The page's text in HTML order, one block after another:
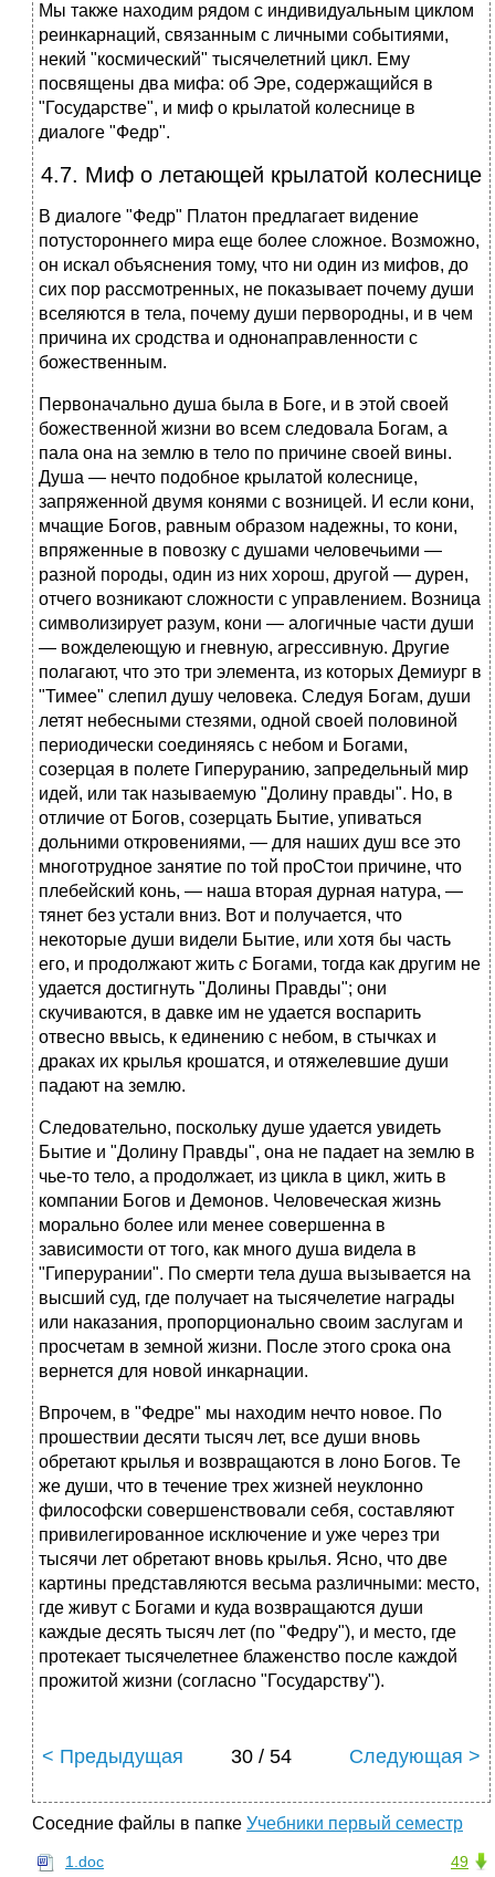
Мы также находим рядом с индивидуальным циклом
реинкарнаций, связанным с личными событиями,
некий "космический" тысячелетний цикл. Ему
посвящены два мифа: об Эре, содержащийся в
"Государстве", и миф о крылатой колеснице в
диалоге "Федр".
4.7. Миф о летающей крылатой колеснице
В диалоге "Федр" Платон предлагает видение
потустороннего мира еще более сложное. Возможно,
он искал объяснения тому, что ни один из мифов, до
сих пор рассмотренных, не показывает почему души
вселяются в тела, почему души первородны, и в чем
причина их сродства и однонаправленности с
божественным.
Первоначально душа была в Боге, и в этой своей
божественной жизни во всем следовала Богам, а
пала она на землю в тело по причине своей вины.
Душа — нечто подобное крылатой колеснице,
запряженной двумя конями с возницей. И если кони,
мчащие Богов, равным образом надежны, то кони,
впряженные в повозку с душами человечьими —
разной породы, один из них хорош, другой — дурен,
отчего возникают сложности с управлением. Возница
символизирует разум, кони — алогичные части души
— вожделеющую и гневную, агрессивную. Другие
полагают, что это три элемента, из которых Демиург в
"Тимее" слепил душу человека. Следуя Богам, души
летят небесными стезями, одной своей половиной
периодически соединяясь с небом и Богами,
созерцая в полете Гиперуранию, запредельный мир
идей, или так называемую "Долину правды". Но, в
отличие от Богов, созерцать Бытие, упиваться
дольними откровениями, — для наших душ все это
многотрудное занятие по той проСтои причине, что
плебейский конь, — наша вторая дурная натура, —
тянет без устали вниз. Вот и получается, что
некоторые души видели Бытие, или хотя бы часть
его, и продолжают жить с Богами, тогда как другим не
удается достигнуть "Долины Правды"; они
скучиваются, в давке им не удается воспарить
отвесно ввысь, к единению с небом, в стычках и
драках их крылья крошатся, и отяжелевшие души
падают на землю.
Следовательно, поскольку душе удается увидеть
Бытие и "Долину Правды", она не падает на землю в
чье-то тело, а продолжает, из цикла в цикл, жить в
компании Богов и Демонов. Человеческая жизнь
морально более или менее совершенна в
зависимости от того, как много душа видела в
"Гиперурании". По смерти тела душа вызывается на
высший суд, где получает на тысячелетие награды
или наказания, пропорционально своим заслугам и
просчетам в земной жизни. После этого срока она
вернется для новой инкарнации.
Впрочем, в "Федре" мы находим нечто новое. По
прошествии десяти тысяч лет, все души вновь
обретают крылья и возвращаются в лоно Богов. Те
же души, что в течение трех жизней неуклонно
философски совершенствовали себя, составляют
привилегированное исключение и уже через три
тысячи лет обретают вновь крылья. Ясно, что две
картины представляются весьма различными: место,
где живут с Богами и куда возвращаются души
каждые десять тысяч лет (по "Федру"), и место, где
протекает тысячелетнее блаженство после каждой
прожитой жизни (согласно "Государству").
< Предыдущая 30 / 54 Следующая >
Соседние файлы в папке Учебники первый семестр
49
1.doc